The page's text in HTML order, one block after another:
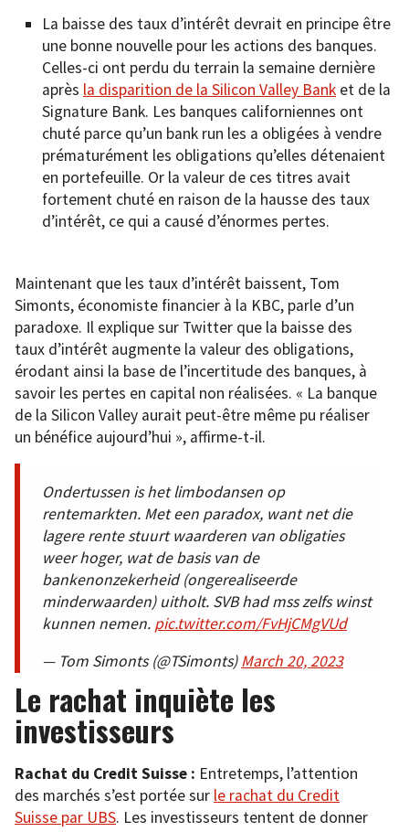
La baisse des taux d’intérêt devrait en principe être
une bonne nouvelle pour les actions des banques.
Celles-ci ont perdu du terrain la semaine dernière
après la disparition de la Silicon Valley Bank et de la
Signature Bank. Les banques californiennes ont
chuté parce qu’un bank run les a obligées à vendre
prématurément les obligations qu’elles détenaient
en portefeuille. Or la valeur de ces titres avait
fortement chuté en raison de la hausse des taux
d’intérêt, ce qui a causé d’énormes pertes.
Maintenant que les taux d’intérêt baissent, Tom
Simonts, économiste financier à la KBC, parle d’un
paradoxe. Il explique sur Twitter que la baisse des
taux d’intérêt augmente la valeur des obligations,
érodant ainsi la base de l’incertitude des banques, à
savoir les pertes en capital non réalisées. « La banque
de la Silicon Valley aurait peut-être même pu réaliser
un bénéfice aujourd’hui », affirme-t-il.
Ondertussen is het limbodansen op
rentemarkten. Met een paradox, want net die
lagere rente stuurt waarderen van obligaties
weer hoger, wat de basis van de
bankenonzekerheid (ongerealiseerde
minderwaarden) uitholt. SVB had mss zelfs winst
kunnen nemen. pic.twitter.com/FvHjCMgVUd
— Tom Simonts (@TSimonts)March 20, 2023
Le rachat inquiète les
investisseurs
Rachat du Credit Suisse : Entretemps, l’attention
des marchés s’est portée sur le rachat du Credit
Suisse par UBS. Les investisseurs tentent de donner